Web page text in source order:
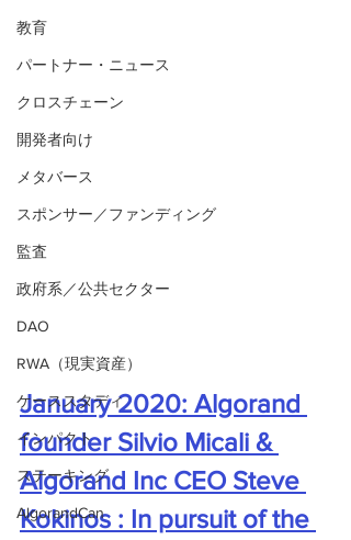
教育
パートナー・ニュース
クロスチェーン
開発者向け
メタバース
スポンサー／ファンディング
監査
政府系／公共セクター
DAO
RWA（現実資産）
ケーススタディ
インパクト
ステーキング
AlgorandCan
January 2020: Algorand
founder Silvio Micali &
Algorand Inc CEO Steve
Kokinos : In pursuit of the